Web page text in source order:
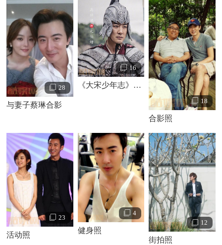
的奶名叫“礼物”。
28
与妻子蔡琳合影
16
《大宋少年志》剧照
18
合影照
23
活动照
4
健身照
12
街拍照